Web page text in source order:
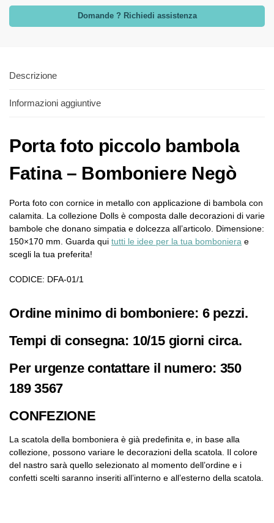
Domande ? Richiedi assistenza
Descrizione
Informazioni aggiuntive
Porta foto piccolo bambola
Fatina – Bomboniere Negò
Porta foto con cornice in metallo con applicazione di bambola con
calamita. La collezione Dolls è composta dalle decorazioni di varie
bambole che donano simpatia e dolcezza all’articolo. Dimensione:
150×170 mm. Guarda qui tutti le idee per la tua bomboniera e
scegli la tua preferita!
CODICE: DFA-01/1
Ordine minimo di bomboniere: 6 pezzi.
Tempi di consegna: 10/15 giorni circa.
Per urgenze contattare il numero: 350
189 3567
CONFEZIONE
La scatola della bomboniera è già predefinita e, in base alla
collezione, possono variare le decorazioni della scatola. Il colore
del nastro sarà quello selezionato al momento dell’ordine e i
confetti scelti saranno inseriti all’interno e all’esterno della scatola.